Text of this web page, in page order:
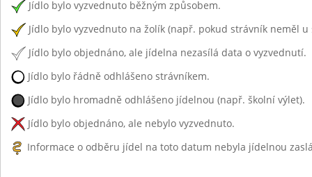
Jídlo bylo vyzvednuto běžným způsobem.
Jídlo bylo vyzvednuto na žolík (např. pokud strávník neměl u
Jídlo bylo objednáno, ale jídelna nezasílá data o vyzvednutí.
Jídlo bylo řádně odhlášeno strávníkem.
Jídlo bylo hromadně odhlášeno jídelnou (např. školní výlet).
Jídlo bylo objednáno, ale nebylo vyzvednuto.
Informace o odběru jídel na toto datum nebyla jídelnou